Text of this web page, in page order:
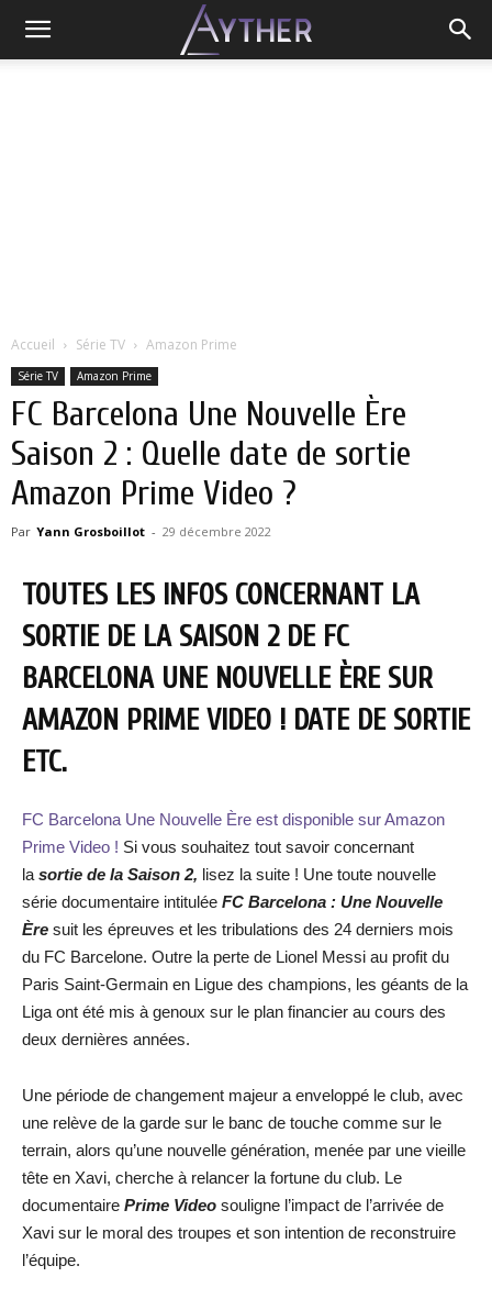
Accueil Série TV Amazon Prime
Série TV Amazon Prime
FC Barcelona Une Nouvelle Ère
Saison 2 : Quelle date de sortie
Amazon Prime Video ?
Par Yann Grosboillot - 29 décembre 2022
TOUTES LES INFOS CONCERNANT LA
SORTIE DE LA SAISON 2 DE FC
BARCELONA UNE NOUVELLE ÈRE SUR
AMAZON PRIME VIDEO ! DATE DE SORTIE
ETC.
FC Barcelona Une Nouvelle Ère est disponible sur Amazon
Prime Video ! Si vous souhaitez tout savoir concernant
la sortie de la Saison 2, lisez la suite ! Une toute nouvelle
série documentaire intitulée FC Barcelona : Une Nouvelle
Ère suit les épreuves et les tribulations des 24 derniers mois
du FC Barcelone. Outre la perte de Lionel Messi au profit du
Paris Saint-Germain en Ligue des champions, les géants de la
Liga ont été mis à genoux sur le plan financier au cours des
deux dernières années.
Une période de changement majeur a enveloppé le club, avec
une relève de la garde sur le banc de touche comme sur le
terrain, alors qu’une nouvelle génération, menée par une vieille
tête en Xavi, cherche à relancer la fortune du club. Le
documentaire Prime Video souligne l’impact de l’arrivée de
Xavi sur le moral des troupes et son intention de reconstruire
l’équipe.